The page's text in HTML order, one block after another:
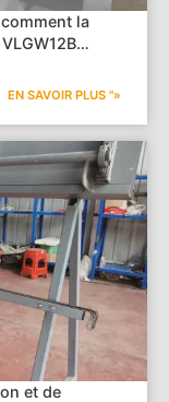
la
EN SAVOIR PLUS "»
et de